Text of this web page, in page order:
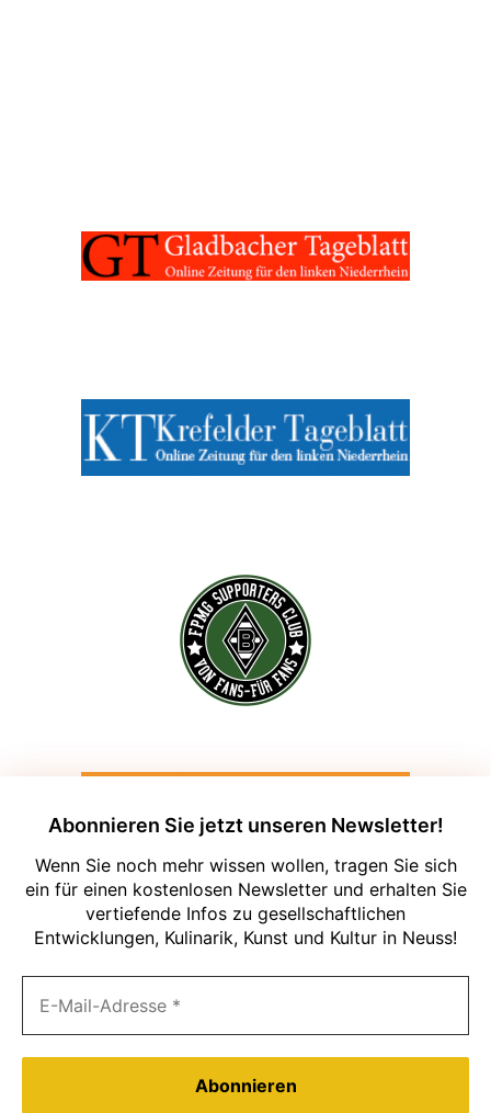
Abonnieren Sie jetzt unseren Newsletter!
Wenn Sie noch mehr wissen wollen, tragen Sie sich
ein für einen kostenlosen Newsletter und erhalten Sie
vertiefende Infos zu gesellschaftlichen
Entwicklungen, Kulinarik, Kunst und Kultur in Neuss!
Um unsere Webseite für Sie optimal zu
gestalten und fortlaufend verbessern zu
können, verwenden wir Cookies. Durch
Cookies erhalten Sie in unserer